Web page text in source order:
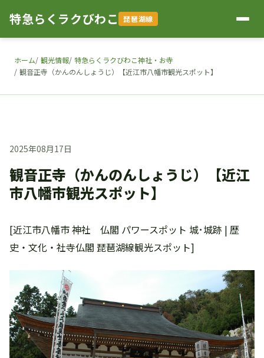
特急らくラクびわこ 琵琶湖線
ホーム 観光情報 特急らくラクびわこ神社・お寺
観音正寺（かんのんしょうじ）【近江市八幡市観光スポット】
2025年08月17日
観音正寺（かんのんしょうじ）【近江
市八幡市観光スポット】
[近江市八幡市 神社 仏閣 パワースポット 城･城跡 | 歴
史・文化・社寺仏閣 琵琶湖線観光スポット]